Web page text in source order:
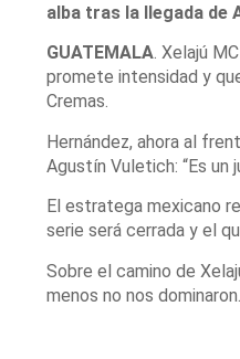
alba tras la llegada de
GUATEMALA. Xelajú
promete intensidad y
Cremas.
Hernández, ahora al
Agustín Vuletich: “Es un
El estratega mexicano
serie será cerrada y el
Sobre el camino de
menos no nos